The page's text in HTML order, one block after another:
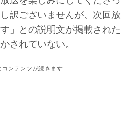
訳ございませんが、次回放
」との説明文が掲載された
されていない。
ンテンツが続きます